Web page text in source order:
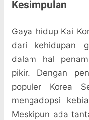
Kesimpulan
Gaya hidup Kai
dari kehidupan
dalam hal
pikir. Dengan
populer Korea
mengadopsi
Meskipun ada